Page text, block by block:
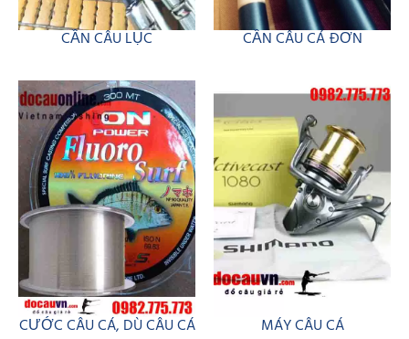
CẦN CÂU LỤC CẦN CÂU CÁ ĐƠN
CƯỚC CÂU CÁ, DÙ CÂU CÁ MÁY CÂU CÁ